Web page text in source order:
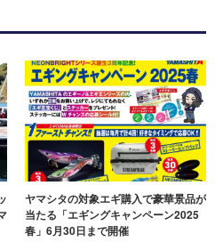
ヤマシタの対象エギ購入で豪華景品が
当たる「エギングキャンペーン2025
春」6月30日まで開催